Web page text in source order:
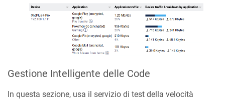
Gestione Intelligente delle Code
In questa sezione, usa il servizio di test della velocità